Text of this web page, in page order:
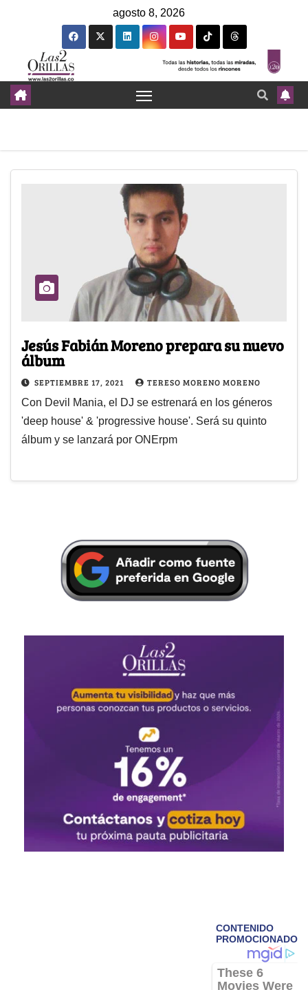
agosto 8, 2026
Jesús Fabián Moreno prepara su nuevo
álbum
SEPTIEMBRE 17, 2021 TERESO MORENO MORENO
Con Devil Mania, el DJ se estrenará en los géneros
'deep house' & 'progressive house'. Será su quinto
álbum y se lanzará por ONErpm